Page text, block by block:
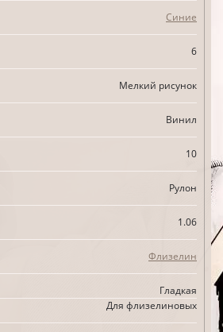
Синие
6
Мелкий рисунок
Винил
10
Рулон
1.06
Флизелин
Гладкая
Для флизелиновых